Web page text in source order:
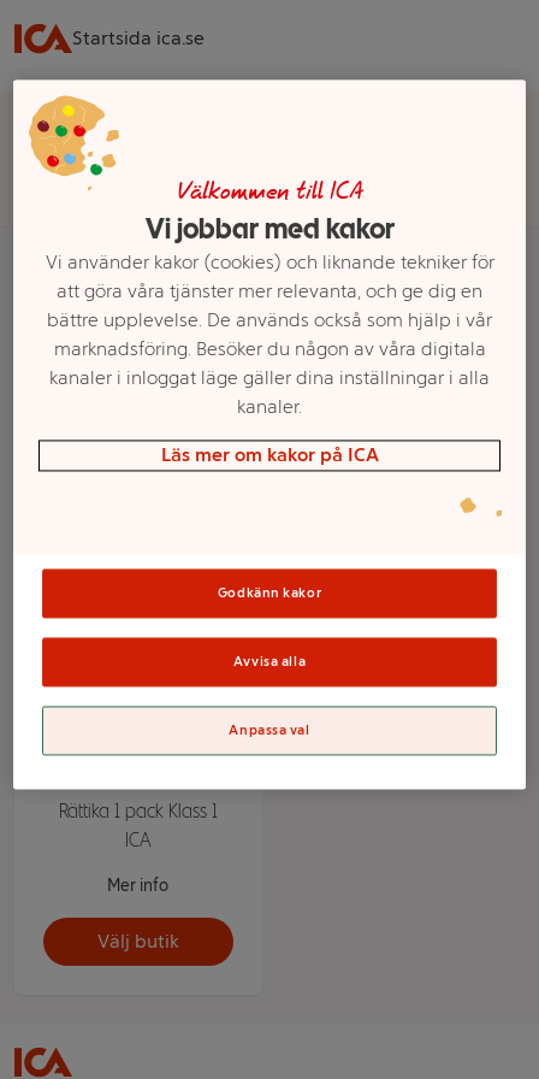
Startsida ica.se
Välj butik för rätt sortiment, pris och leveransalternativ
Startsida Frukt & Grönt Rotfrukter Rättika
Ett exempel på onlinesortiment visas.
Rättika
Rättika 1 pack Klass 1
ICA
Mer info
Välj butik
Välkommen till ICA
Vi jobbar med kakor
Vi använder kakor (cookies) och liknande tekniker för
att göra våra tjänster mer relevanta, och ge dig en
bättre upplevelse. De används också som hjälp i vår
marknadsföring. Besöker du någon av våra digitala
kanaler i inloggat läge gäller dina inställningar i alla
kanaler.
Läs mer om kakor på ICA
Godkänn kakor
Avvisa alla
Anpassa val